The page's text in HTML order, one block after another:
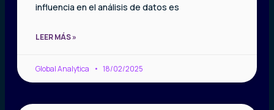
influencia en el análisis de datos es
LEER MÁS »
Global Analytica 18/02/2025